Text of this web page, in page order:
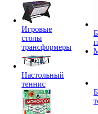
Игровые
столы
трансформеры
Настольный
теннис